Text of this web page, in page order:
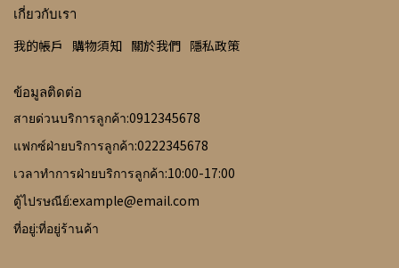
เกี่ยวกับเรา
我的帳戶 購物須知 關於我們 隱私政策
ข้อมูลติดต่อ
สายด่วนบริการลูกค้า:0912345678
แฟกซ์ฝ่ายบริการลูกค้า:0222345678
เวลาทำการฝ่ายบริการลูกค้า:10:00-17:00
ตู้ไปรษณีย์:example@email.com
ที่อยู่:ที่อยู่ร้านค้า